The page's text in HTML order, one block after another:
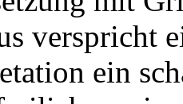
verspricht
ein